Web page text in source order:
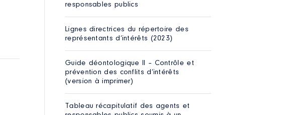
responsables publics
Lignes directrices du répertoire des
représentants d’intérêts (2023)
Guide déontologique II – Contrôle et
prévention des conflits d’intérêts
(version à imprimer)
Tableau récapitulatif des agents et